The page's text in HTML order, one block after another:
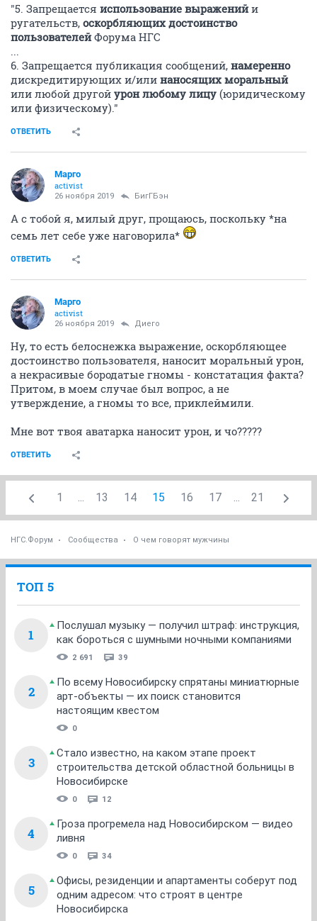
"5. Запрещается использование выраженийи
ругательств, оскорбляющих достоинство
пользователейФорума НГС
...
6. Запрещается публикация сообщений, намеренно
дискредитирующих и/или наносящих моральный
или любой другой урон любому лицу (юридическому
или физическому)."
ОТВЕТИТЬ
Mаргo
activist
26 ноября 2019 БигГБэн
А с тобой я, милый друг, прощаюсь, поскольку *на
семь лет себе уже наговорила*
ОТВЕТИТЬ
Mаргo
activist
26 ноября 2019 Диего
Ну, то есть белоснежка выражение, оскорбляющее
достоинство пользователя, наносит моральный урон,
а некрасивые бородатые гномы - констатация факта?
Притом, в моем случае был вопрос, а не
утверждение, а гномы то все, приклеймили.
Мне вот твоя аватарка наносит урон, и чо?????
ОТВЕТИТЬ
1 ... 13 14 15 16 17 ... 21
НГС.Форум Сообщества О чем говорят мужчины
ТОП 5
1
Послушал музыку — получил штраф: инструкция,
как бороться с шумными ночными компаниями
2 691 39
2
По всему Новосибирску спрятаны миниатюрные
арт-объекты — их поиск становится
настоящим квестом
0
3
Стало известно, на каком этапе проект
строительства детской областной больницы в
Новосибирске
0 12
4
Гроза прогремела над Новосибирском — видео
ливня
0 34
5
Офисы, резиденции и апартаменты соберут под
одним адресом: что строят в центре
Новосибирска